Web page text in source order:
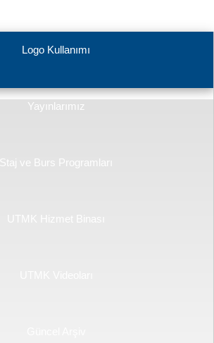
Logo Kullanımı
Yayınlarımız
Staj ve Burs Programları